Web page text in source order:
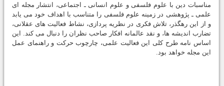
مناسبات دين با علوم فلسفى و علوم انسانى ـ اجتماعى، انتشار مجله اى
علمى ـ پژوهشى در زمينه علوم فلسفى را متناسب با اهداف خود مى يابد
و از اين رهگذر، تلاش فكرى در نظريه پردازى، نشاط فعاليت هاى عقلانى،
تضارب انديشه ها، و نقد عالمانه افكار صاحب نظران را دنبال مى كند. اين
اساس نامه طرح كلى اين فعاليت علمى، چارچوب حركت و راهنماى عمل
اين مجله خواهد بود.